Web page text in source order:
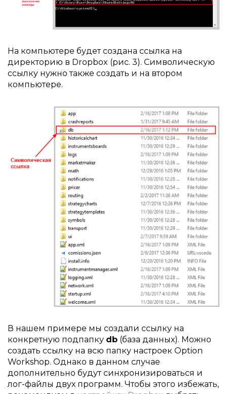
На компьютере будет создана ссылка на
директорию в Dropbox (рис. 3). Символическую
ссылку нужно также создать и на втором
компьютере.
В нашем примере мы создали ссылку на
конкретную подпапку db (база данных). Можно
создать ссылку на всю папку настроек Option
Workshop. Однако в данном случае
дополнительно будут синхронизироваться и
лог-файлы двух программ. Чтобы этого избежать,